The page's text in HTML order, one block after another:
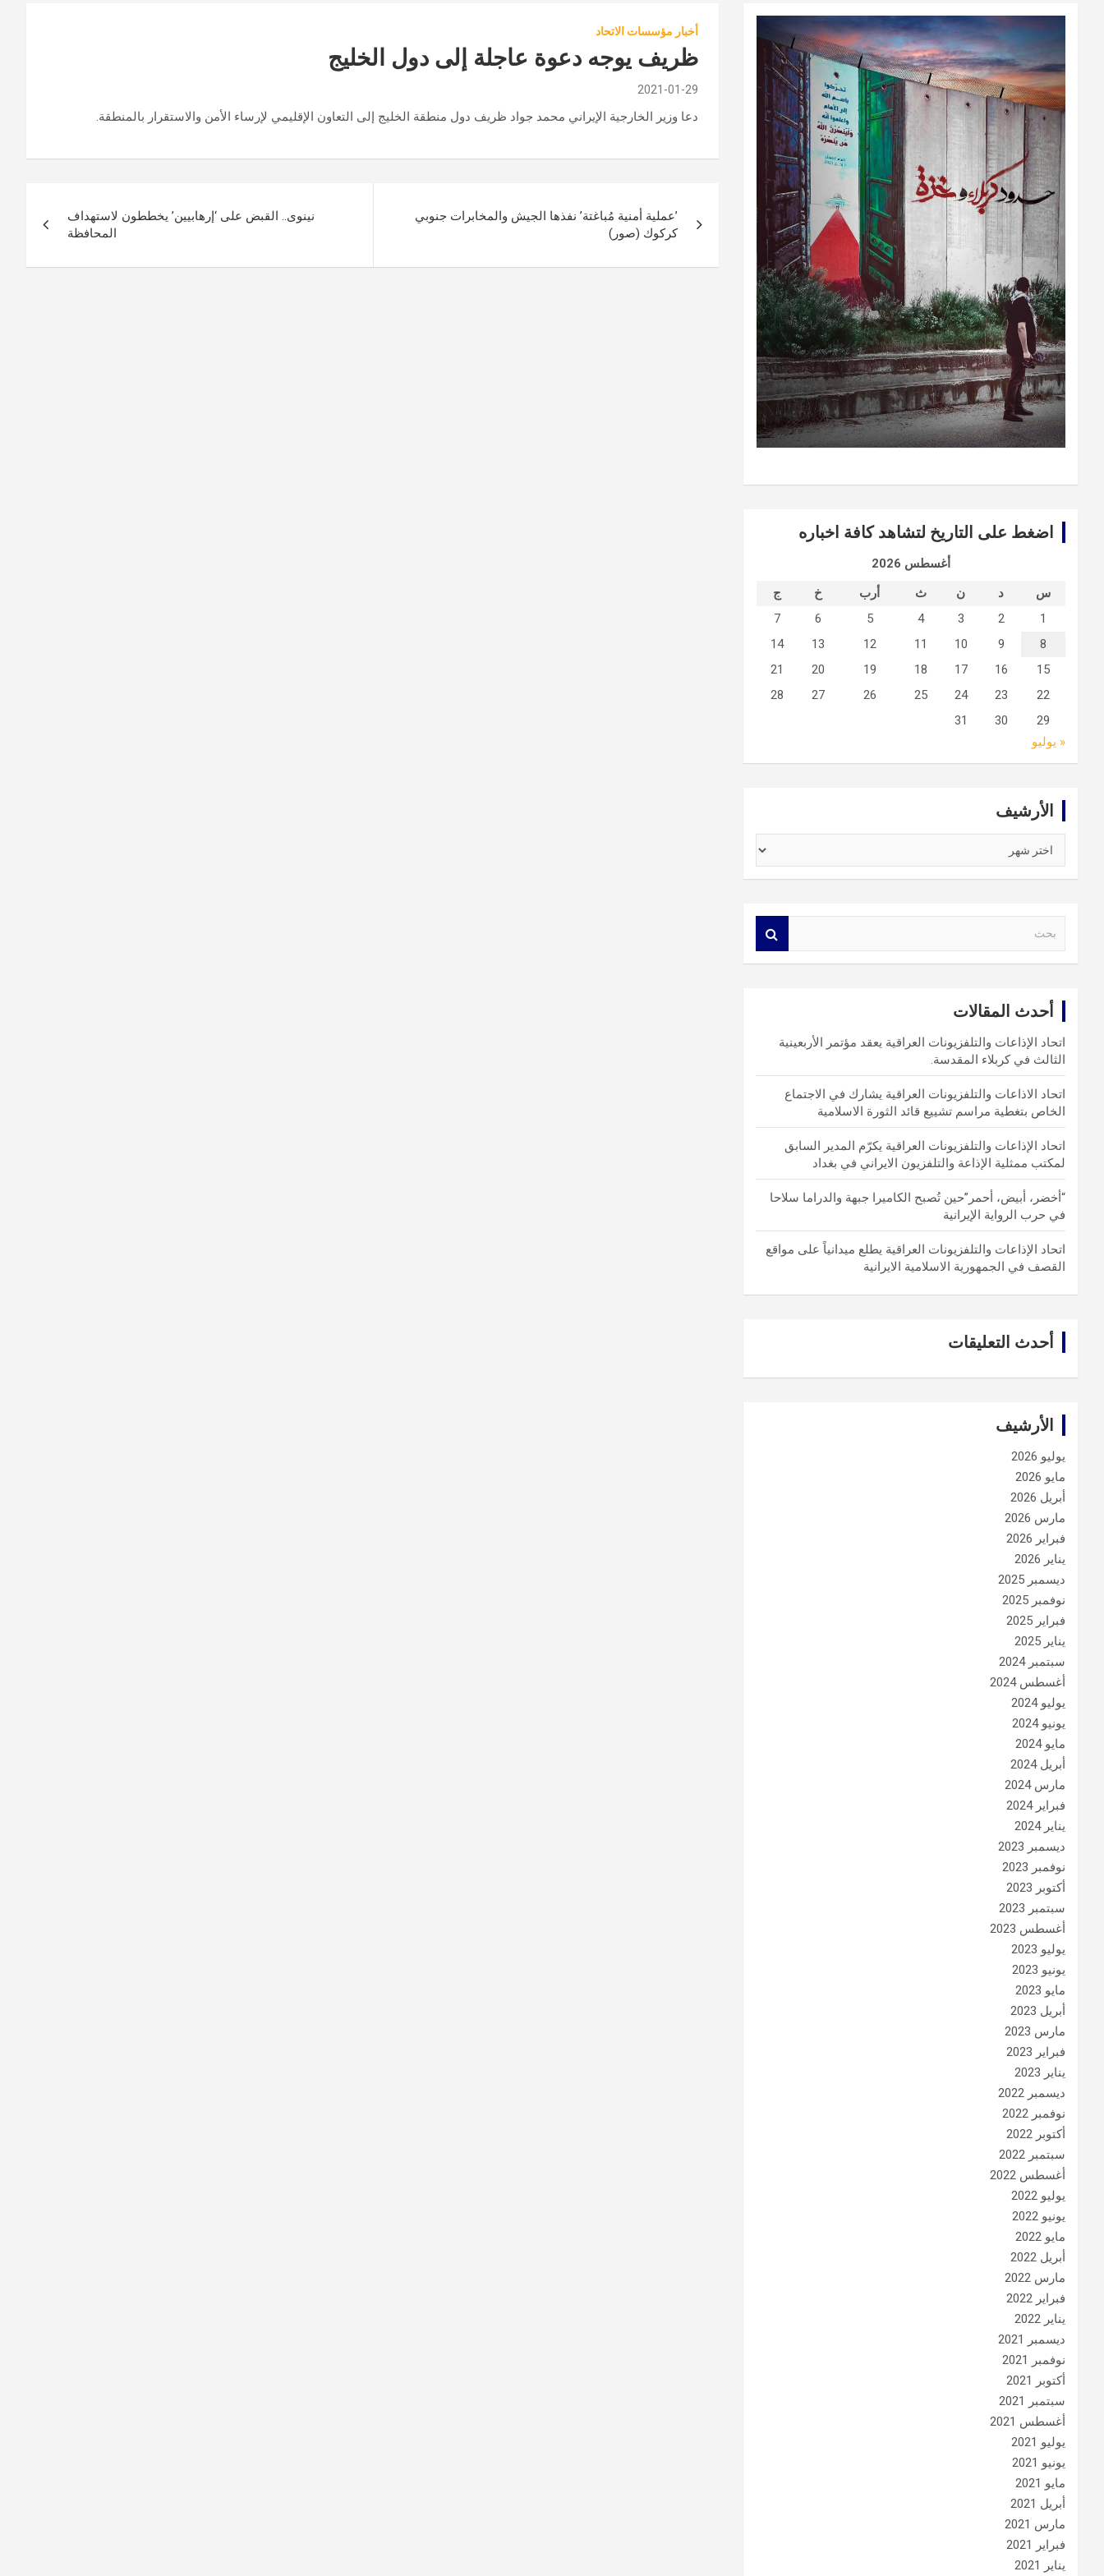
أخبار مؤسسات الاتحاد
ظريف يوجه دعوة عاجلة إلى دول الخليج
2021-01-29
دعا وزير الخارجية الإيراني محمد جواد ظريف دول منطقة الخليج إلى التعاون الإقليمي لإرساء الأمن والاستقرار بالمنطقة.
المقالات
’عملية أمنية مُباغتة’ نفذها الجيش والمخابرات جنوبي
كركوك (صور)
نينوى.. القبض على ‘إرهابيين’ يخططون لاستهداف
المحافظة
اضغط على التاريخ لتشاهد كافة اخباره
أغسطس 2026
س
د ن ث أرب خ
ج
1
2
3
4
5
6
7
8
9
10
11
12
13
14
15
16
17
18
19
20
21
22
23
24
25
26
27
28
29
30
31
« يوليو
الأرشيف
أحدث المقالات
اتحاد الإذاعات والتلفزيونات العراقية يعقد مؤتمر الأربعينية
الثالث في كربلاء المقدسة.
اتحاد الاذاعات والتلفزيونات العراقية يشارك في الاجتماع
الخاص بتغطية مراسم تشييع قائد الثورة الاسلامية
اتحاد الإذاعات والتلفزيونات العراقية يكرّم المدير السابق
لمكتب ممثلية الإذاعة والتلفزيون الايراني في بغداد
“أخضر، أبيض، أحمر”حين تُصبح الكاميرا جبهة والدراما سلاحا
في حرب الرواية الإيرانية
اتحاد الإذاعات والتلفزيونات العراقية يطلع ميدانياً على مواقع
القصف في الجمهورية الاسلامية الايرانية
أحدث التعليقات
الأرشيف
يوليو 2026
مايو 2026
أبريل 2026
مارس 2026
فبراير 2026
يناير 2026
ديسمبر 2025
نوفمبر 2025
فبراير 2025
يناير 2025
سبتمبر 2024
أغسطس 2024
يوليو 2024
يونيو 2024
مايو 2024
أبريل 2024
مارس 2024
فبراير 2024
يناير 2024
ديسمبر 2023
نوفمبر 2023
أكتوبر 2023
سبتمبر 2023
أغسطس 2023
يوليو 2023
يونيو 2023
مايو 2023
أبريل 2023
مارس 2023
فبراير 2023
يناير 2023
ديسمبر 2022
نوفمبر 2022
أكتوبر 2022
سبتمبر 2022
أغسطس 2022
يوليو 2022
يونيو 2022
مايو 2022
أبريل 2022
مارس 2022
فبراير 2022
يناير 2022
ديسمبر 2021
نوفمبر 2021
أكتوبر 2021
سبتمبر 2021
أغسطس 2021
يوليو 2021
يونيو 2021
مايو 2021
أبريل 2021
مارس 2021
فبراير 2021
يناير 2021